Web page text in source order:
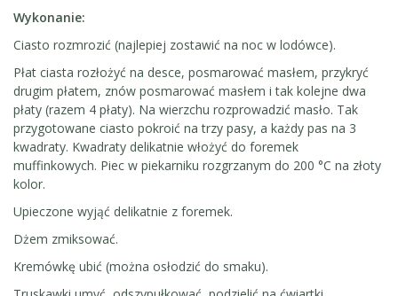
Wykonanie:
Ciasto rozmrozić (najlepiej zostawić na noc w lodówce).
Płat ciasta rozłożyć na desce, posmarować masłem, przykryć
drugim płatem, znów posmarować masłem i tak kolejne dwa
płaty (razem 4 płaty). Na wierzchu rozprowadzić masło. Tak
przygotowane ciasto pokroić na trzy pasy, a każdy pas na 3
kwadraty. Kwadraty delikatnie włożyć do foremek
muffinkowych. Piec w piekarniku rozgrzanym do 200 °C na złoty
kolor.
Upieczone wyjąć delikatnie z foremek.
Dżem zmiksować.
Kremówkę ubić (można osłodzić do smaku).